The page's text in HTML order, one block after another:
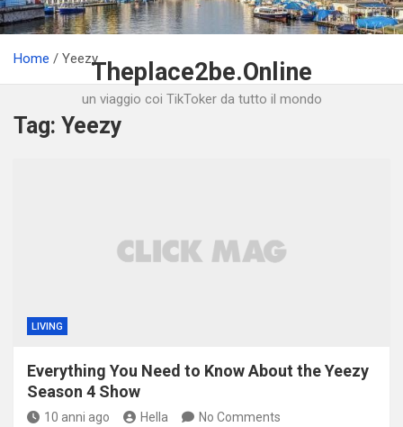
Theplace2be.Online
un viaggio coi TikToker da tutto il mondo
Home Yeezy
Tag: Yeezy
LIVING
Everything You Need to Know About the Yeezy
Season 4 Show
10 anni ago Hella No Comments